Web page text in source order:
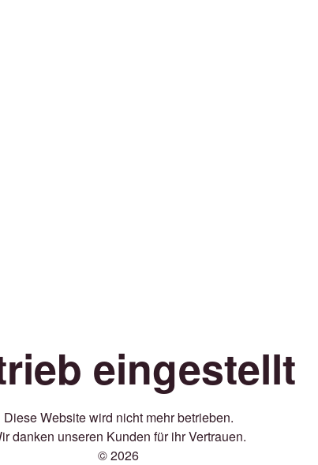
eingestellt
Diese Website wird nicht mehr betrieben.
danken unseren Kunden für ihr Vertrauen.
© 2026